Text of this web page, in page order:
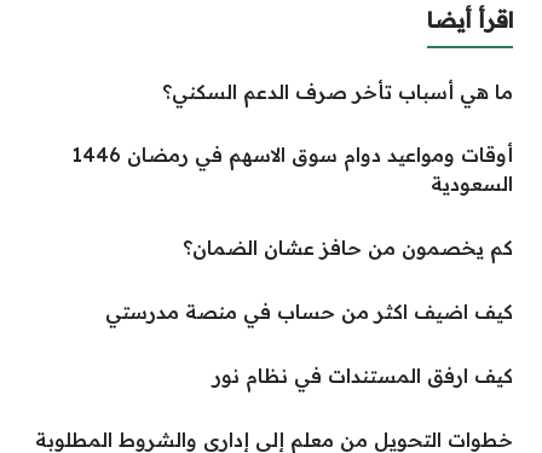
اقرأ أيضا
ما هي أسباب تأخر صرف الدعم السكني؟
أوقات ومواعيد دوام سوق الاسهم في رمضان 1446
السعودية
كم يخصمون من حافز عشان الضمان؟
كيف اضيف اكثر من حساب في منصة مدرستي
كيف ارفق المستندات في نظام نور
خطوات التحويل من معلم إلى إداري والشروط المطلوبة